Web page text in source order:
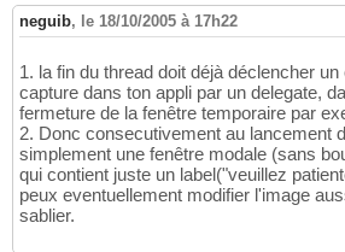
neguib, le 18/10/2005 à 17h22
1. la fin du thread doit déjà déclencher
capture dans ton appli par un delegate,
fermeture de la fenêtre temporaire par
2. Donc consecutivement au lancement
simplement une fenêtre modale (sans
qui contient juste un label("veuillez
peux eventuellement modifier l'image
sablier.